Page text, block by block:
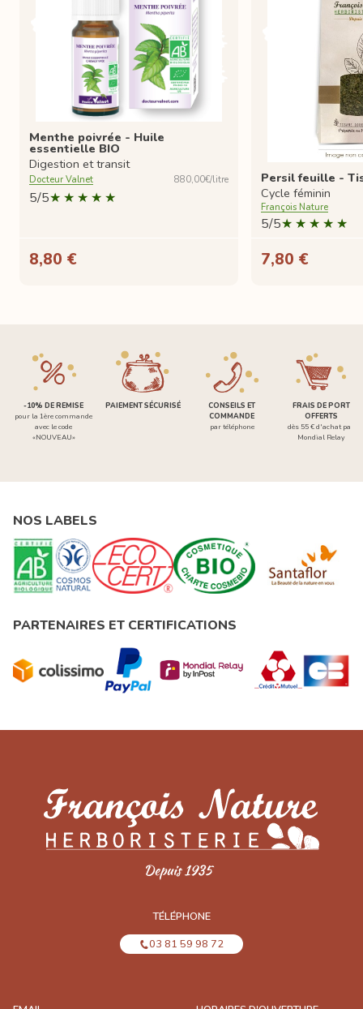
Menthe poivrée - Huile
essentielle BIO
Digestion et transit
Docteur Valnet 880,00€/litre
5/5
8,80 €
Persil feuille -
Cycle féminin
François Nature
5/5
7,80 €
-10% DE REMISE
pour la 1ère commande
avec le code
«NOUVEAU»
PAIEMENT SÉCURISÉ
CONSEILS ET
COMMANDE
par téléphone
FRAIS DE PORT
OFFERTS
dès 55 € d'achat par
Mondial Relay
NOS LABELS
PARTENAIRES ET CERTIFICATIONS
TÉLÉPHONE
03 81 59 98 72